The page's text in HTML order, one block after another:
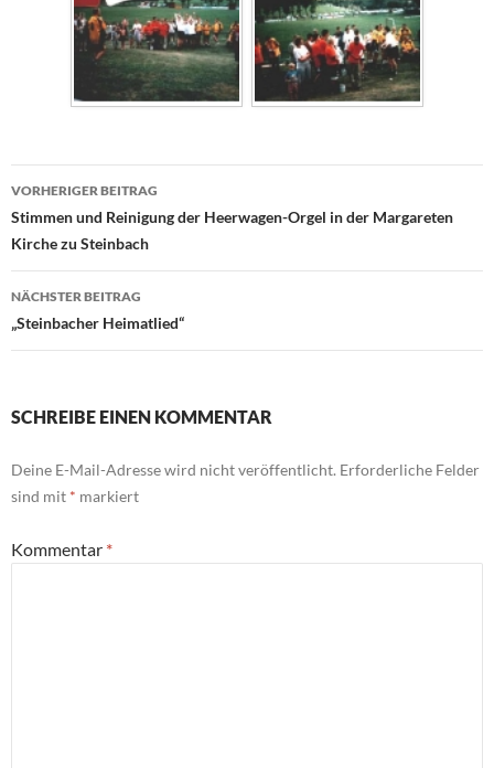
Beitrags-
Navigation
VORHERIGER BEITRAG
Stimmen und Reinigung der Heerwagen-Orgel in der Margareten
Kirche zu Steinbach
NÄCHSTER BEITRAG
„Steinbacher Heimatlied“
SCHREIBE EINEN KOMMENTAR
Deine E-Mail-Adresse wird nicht veröffentlicht. Erforderliche Felder
sind mit * markiert
Kommentar *